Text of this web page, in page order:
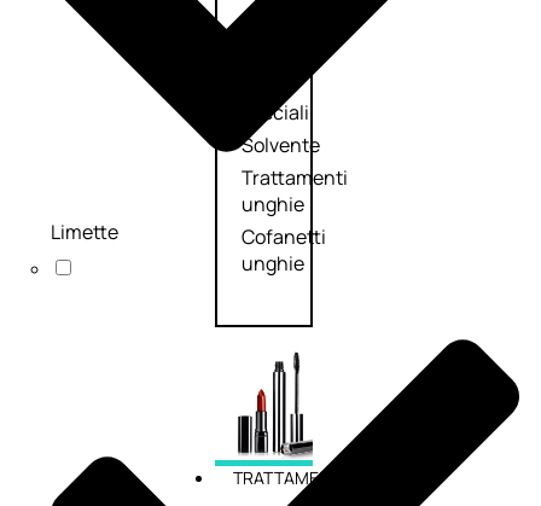
effetti
speciali
Solvente
Trattamenti
unghie
Cofanetti
unghie
TRATTAMENTI
Limette